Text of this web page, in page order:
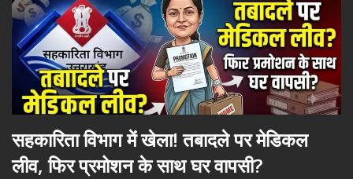
सहकारिता विभाग में खेला! तबादले पर मेडिकल
लीव, फिर प्रमोशन के साथ घर वापसी?